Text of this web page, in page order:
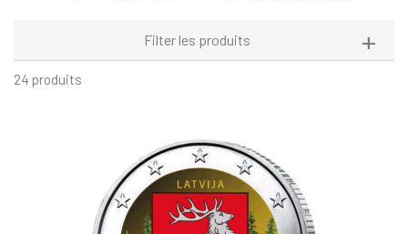
Filter les produits
24 produits